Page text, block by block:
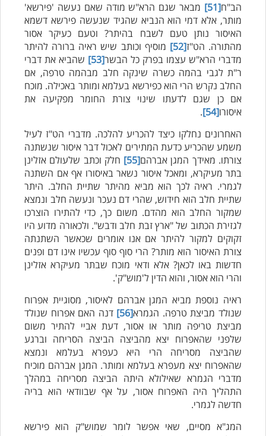
הב"ח[51]
מבאר שגם הרא"ש מודה שאם נעשה 'פירשא'
מותר, אלא דמי הוא הנביא שהגיד שנעשה פירשא דשמא
האיסור נותן טעם לשבח בהיתר? וטעם כעיקר אסור
מהתורה. הט"ז[52]
מוסיף וכותב שיש ראיה ברורה להיתר
מדברי הרא"ש עצמו בפרק כל הבשר[53]
שהביא את דברי
ר"ת לגבי בהמה כשרה שינקה חלב מבהמה טרפה, אם
החלב נקרש הרי הוא כפירשא בעלמא ומותר באכילה. מוכח
אם כן שגם לדעתו שינוי צורת החומר מפקיעה את
איסורו[54]
.
האחרונים נחלקו כיצד להכריע להלכה. מדברי הט"ז לעיל
משמע שהכריע כדעת המתירים לאכול דבר איסור שנשתנה
צורתו. מאידך המגן אברהם[55]
חלק וכתב שלעולם אזלינן
בתר מעיקרא, ומאכל איסור נשאר באיסורו אף אם השתנה
לגמרי. ראיה לכך הוא מביא מהיתר שתיית החלב. היתר
שתיית חלב הוא חידוש, שהרי דם נעכר ונעשה חלב ונמצא
שמקור החלב הוא מהדם. משום כך, כדי להתירו הוצרכו
לגזירת הכתוב של "ארץ זבת חלב ודבש". ולכאורה מדוע היו
זקוקים למקור להיתר אם אנו אומרים שכאשר השתנתה
צורת האיסור הוא מותר? הרי סוף סוף עכשיו אינו דם ופנים
חדשות באו לכאן? אלא ודאי מוכח שבתר מעיקרא אזלינן
והרי הוא אסור, והוא הדין ל'מוש"ק'.
ראיה נוספת מביא המגן אברהם לאיסור, מסוגיית אפרוח
שנולד מביצת טרפה. הגמרא[56]
דנה האם אפרוח שנולד
מביצת טריפה מותר או אסור, דעת אביי להתיר משום
שלפני שהאפרוח יצא מהביצה הביצה הסריחה וברגע
שהביצה מסריחה הרי היא כעפרא בעלמא ונמצא
שהאפרוח יצא מעפרא בעלמא ומותר. המגן אברהם מוכיח
מדברי הגמרא שאילולא היתה הביצה מסריחה במהלך
התהליך היה האפרוח אסור, על אף שבוודאי הוא בריה
חדשה לגמרי.
המג"א מסיים, שאי אפשר לומר שמוש"ק הוא פירשא